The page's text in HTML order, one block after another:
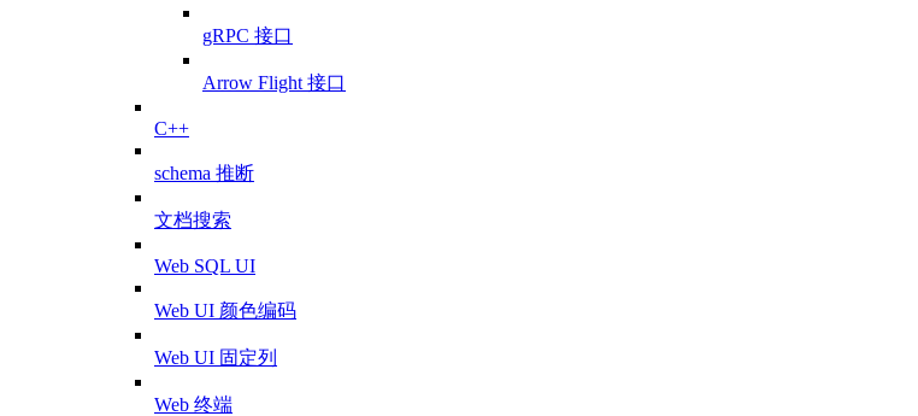
gRPC 接口
Arrow Flight 接口
C++
schema 推断
文档搜索
Web SQL UI
Web UI 颜色编码
Web UI 固定列
Web 终端